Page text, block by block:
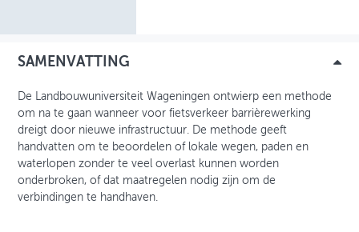
SAMENVATTING
De Landbouwuniversiteit Wageningen ontwierp een methode
om na te gaan wanneer voor fietsverkeer barrièrewerking
dreigt door nieuwe infrastructuur. De methode geeft
handvatten om te beoordelen of lokale wegen, paden en
waterlopen zonder te veel overlast kunnen worden
onderbroken, of dat maatregelen nodig zijn om de
verbindingen te handhaven.